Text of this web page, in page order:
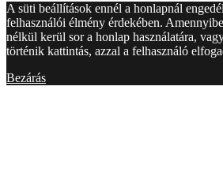
A süti beállítások ennél a honlapnál
felhasználói élmény érdekében.
nélkül kerül sor a honlap használatára,
történik kattintás, azzal a felhasználó
Bezárás